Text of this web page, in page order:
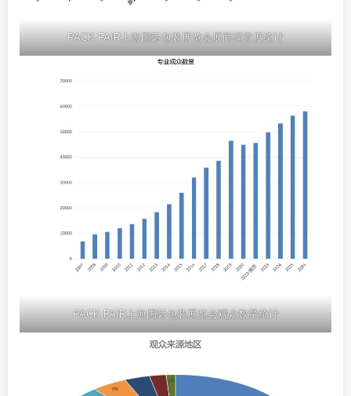
PACK FAIR上海国际包装展览会展商满意度统计
PACK FAIR上海国际包装展览会观众数量统计